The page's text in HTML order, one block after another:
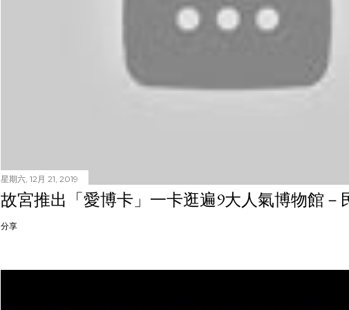
星期六, 12月 21, 2019
故宮推出「愛博卡」一卡逛遍9大人氣博物館－
分享